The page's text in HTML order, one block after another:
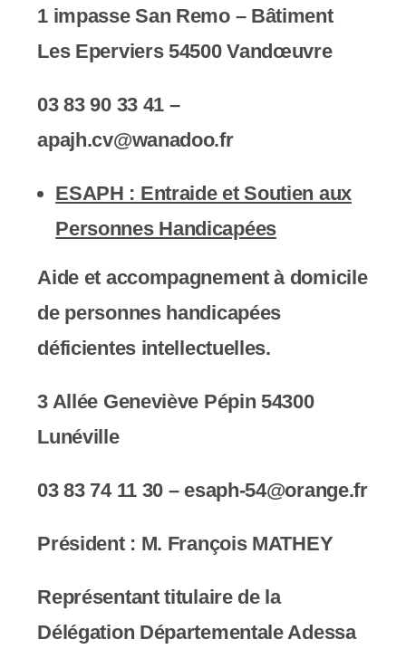
1 impasse San Remo – Bâtiment
Les Eperviers 54500 Vandœuvre
03 83 90 33 41 –
apajh.cv@wanadoo.fr
ESAPH : Entraide et Soutien aux
Personnes Handicapées
Aide et accompagnement à domicile
de personnes handicapées
déficientes intellectuelles.
3 Allée Geneviève Pépin 54300
Lunéville
03 83 74 11 30 – esaph-54@orange.fr
Président : M. François MATHEY
Représentant titulaire de la
Délégation Départementale Adessa